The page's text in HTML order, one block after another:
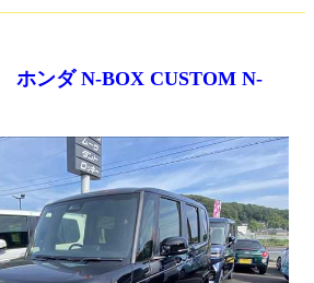
ホンダ N-BOX CUSTOM N-